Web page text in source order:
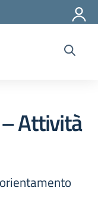
Attività